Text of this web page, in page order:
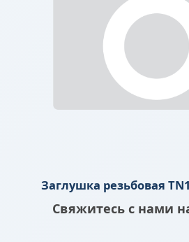
Заглушка резьбовая
Свяжитесь с нами